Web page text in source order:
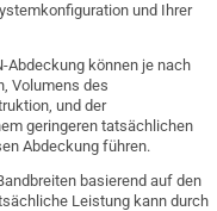
und Ihrer
Abdeckung können je nach
Volumens des
und der
geringeren tatsächlichen
Abdeckung führen.
basierend auf den
Leistung kann durch